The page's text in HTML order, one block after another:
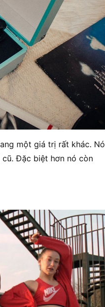
một giá trị rất khác. Nó
Đặc biệt hơn nó còn